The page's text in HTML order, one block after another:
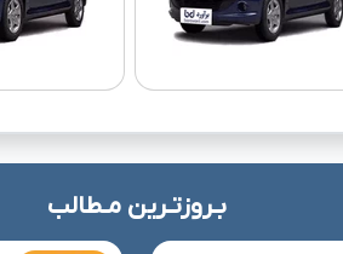
بـروزتـرین مـطالب